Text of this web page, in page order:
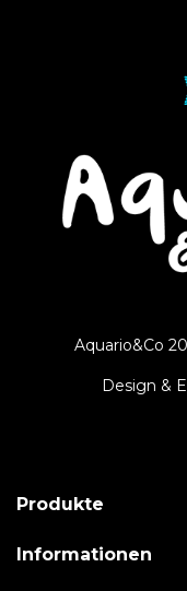
Aquario&Co
Design &
Produkte
Informationen